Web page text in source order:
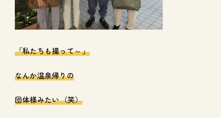
「私たちも撮って～」
なんか温泉帰りの
団体様みたい（笑）